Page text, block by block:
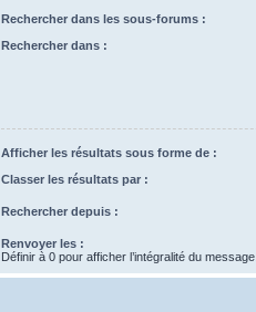
Rechercher dans les sous-forums :
Rechercher dans :
Afficher les résultats sous forme de :
Classer les résultats par :
Rechercher depuis :
Renvoyer les :
Définir à 0 pour afficher l’intégralité du message.